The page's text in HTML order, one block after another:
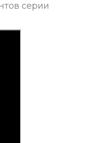
серии